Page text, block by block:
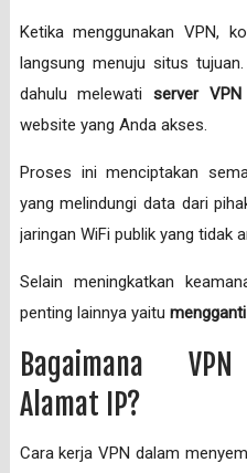
Ketika menggunakan VPN,
langsung menuju situs
dahulu melewati server VPN
website yang Anda akses.
Proses ini menciptakan
yang melindungi data dari
jaringan WiFi publik yang tidak
Selain meningkatkan
penting lainnya yaitu
Bagaimana
Alamat IP?
Cara kerja VPN dalam